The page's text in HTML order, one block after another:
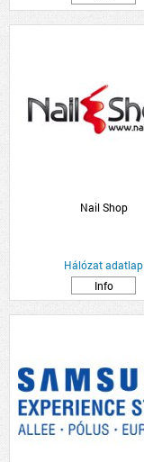
Nail Shop
Hálózat adatlap
Info